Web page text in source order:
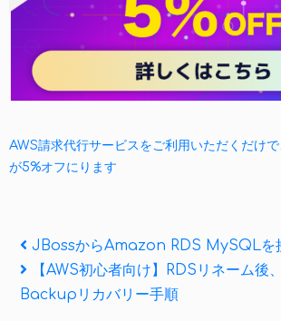
AWS請求代行サービスをご利用いただくだけ
が5%オフにります
投
稿
Previous
Post
JBossからAmazon RDS MySQLを
Next
Post
【AWS初心者向け】RDSリネーム後
Backupリカバリー手順